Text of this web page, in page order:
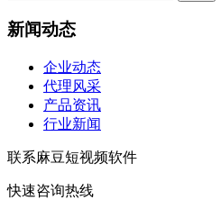
新闻动态
企业动态
代理风采
产品资讯
行业新闻
联系麻豆短视频软件
快速咨询热线